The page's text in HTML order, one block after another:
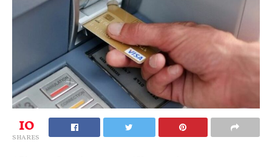
10
SHARES